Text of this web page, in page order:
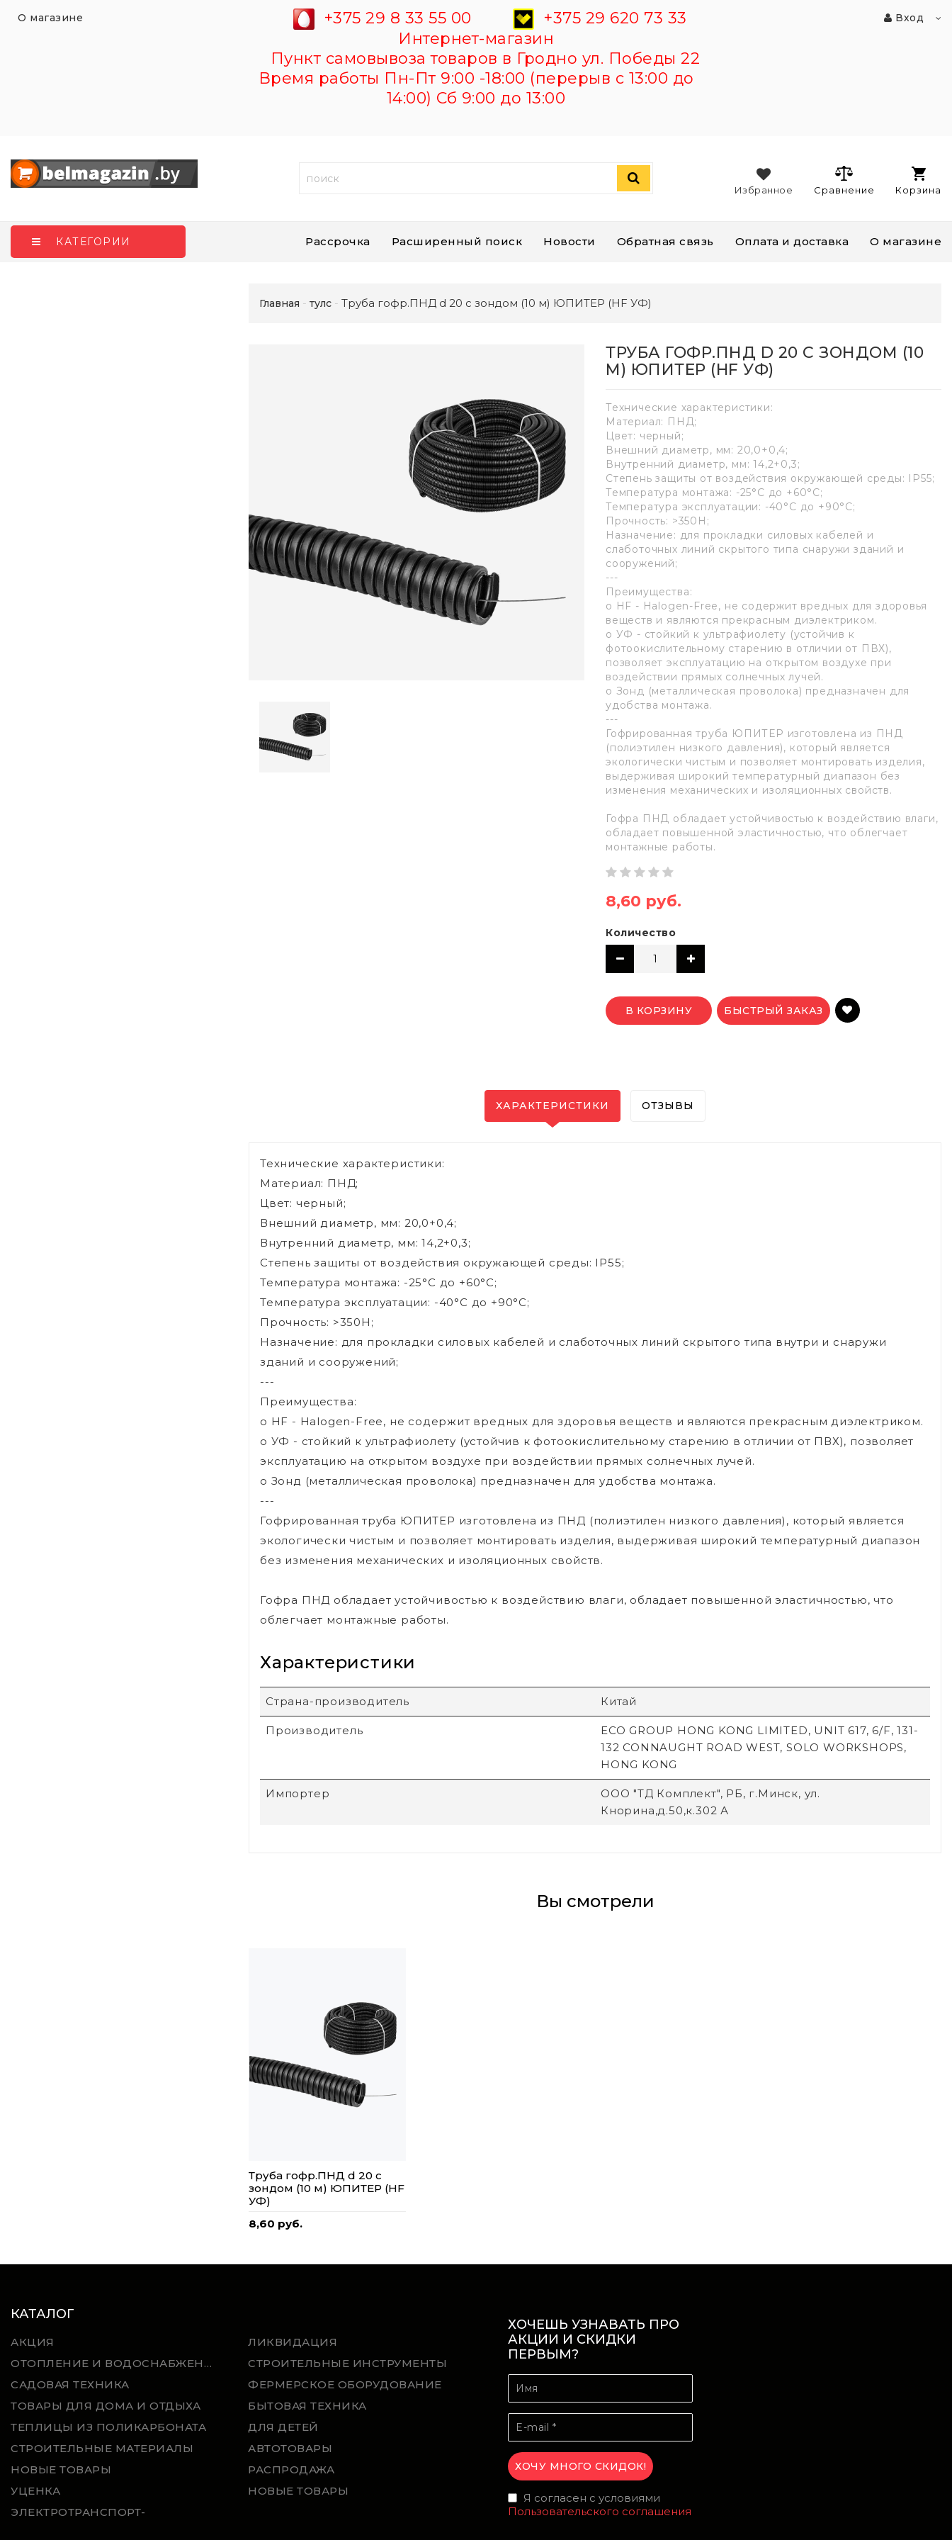
О магазине +375 29 8 33 55 00
+375 29 620 73 33
Интернет-магазин
Пункт самовывоза товаров в Гродно ул. Победы 22
Время работы Пн-Пт 9:00 -18:00 (перерыв с 13:00 до
14:00) Сб 9:00 до 13:00
Вход
Корзина
Сравнение
Избранное
КАТЕГОРИИ Рассрочка Расширенный поиск Новости Обратная связь Оплата и доставка О магазине
Главная тулс Труба гофр.ПНД d 20 с зондом (10 м) ЮПИТЕР (HF УФ)
ТРУБА ГОФР.ПНД D 20 С ЗОНДОМ (10
М) ЮПИТЕР (HF УФ)
Технические характеристики:
Материал: ПНД;
Цвет: черный;
Внешний диаметр, мм: 20,0+0,4;
Внутренний диаметр, мм: 14,2+0,3;
Степень защиты от воздействия окружающей среды: IP55;
Температура монтажа: -25°С до +60°С;
Температура эксплуатации: -40°С до +90°С;
Прочность: >350H;
Назначение: для прокладки силовых кабелей и
слаботочных линий скрытого типа снаружи зданий и
сооружений;
---
Преимущества:
o HF - Halogen-Free, не содержит вредных для здоровья
веществ и являются прекрасным диэлектриком.
o УФ - стойкий к ультрафиолету (устойчив к
фотоокислительному старению в отличии от ПВХ),
позволяет эксплуатацию на открытом воздухе при
воздействии прямых солнечных лучей.
o Зонд (металлическая проволока) предназначен для
удобства монтажа.
---
Гофрированная труба ЮПИТЕР изготовлена из ПНД
(полиэтилен низкого давления), который является
экологически чистым и позволяет монтировать изделия,
выдерживая широкий температурный диапазон без
изменения механических и изоляционных свойств.
Гофра ПНД обладает устойчивостью к воздействию влаги,
обладает повышенной эластичностью, что облегчает
монтажные работы.
8,60 руб.
Количество
В КОРЗИНУ БЫСТРЫЙ ЗАКАЗ
ХАРАКТЕРИСТИКИ ОТЗЫВЫ
Технические характеристики:
Материал: ПНД;
Цвет: черный;
Внешний диаметр, мм: 20,0+0,4;
Внутренний диаметр, мм: 14,2+0,3;
Степень защиты от воздействия окружающей среды: IP55;
Температура монтажа: -25°С до +60°С;
Температура эксплуатации: -40°С до +90°С;
Прочность: >350H;
Назначение: для прокладки силовых кабелей и слаботочных линий скрытого типа внутри и снаружи
зданий и сооружений;
---
Преимущества:
o HF - Halogen-Free, не содержит вредных для здоровья веществ и являются прекрасным диэлектриком.
o УФ - стойкий к ультрафиолету (устойчив к фотоокислительному старению в отличии от ПВХ), позволяет
эксплуатацию на открытом воздухе при воздействии прямых солнечных лучей.
o Зонд (металлическая проволока) предназначен для удобства монтажа.
---
Гофрированная труба ЮПИТЕР изготовлена из ПНД (полиэтилен низкого давления), который является
экологически чистым и позволяет монтировать изделия, выдерживая широкий температурный диапазон
без изменения механических и изоляционных свойств.
Гофра ПНД обладает устойчивостью к воздействию влаги, обладает повышенной эластичностью, что
облегчает монтажные работы.
Характеристики
Страна-производитель Китай
Производитель
ECO GROUP HONG KONG LIMITED, UNIT 617, 6/F, 131-
132 CONNAUGHT ROAD WEST, SOLO WORKSHOPS,
HONG KONG
Импортер
ООО "ТД Комплект", РБ, г.Минск, ул.
Кнорина,д.50,к.302 А
Вы смотрели
Труба гофр.ПНД d 20 с
зондом (10 м) ЮПИТЕР (HF
УФ)
8,60 руб.
КАТАЛОГ
АКЦИЯ
ЛИКВИДАЦИЯ
ОТОПЛЕНИЕ И ВОДОСНАБЖЕНИЕ
СТРОИТЕЛЬНЫЕ ИНСТРУМЕНТЫ
САДОВАЯ ТЕХНИКА
ФЕРМЕРСКОЕ ОБОРУДОВАНИЕ
ТОВАРЫ ДЛЯ ДОМА И ОТДЫХА
БЫТОВАЯ ТЕХНИКА
ТЕПЛИЦЫ ИЗ ПОЛИКАРБОНАТА
ДЛЯ ДЕТЕЙ
СТРОИТЕЛЬНЫЕ МАТЕРИАЛЫ
АВТОТОВАРЫ
НОВЫЕ ТОВАРЫ
РАСПРОДАЖА
УЦЕНКА
НОВЫЕ ТОВАРЫ
ЭЛЕКТРОТРАНСПОРТ-
ХОЧЕШЬ УЗНАВАТЬ ПРО
АКЦИИ И СКИДКИ
ПЕРВЫМ?
Я согласен с условиями
Пользовательского соглашения